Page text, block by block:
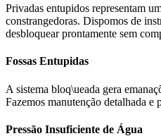
Privadas entupidos representam
constrangedoras. Dispomos de
desbloquear prontamente sem
Fossas Entupidas
A sistema bloq\ueada gera
Fazemos manutenção detalhada e
Pressão Insuficiente de Água